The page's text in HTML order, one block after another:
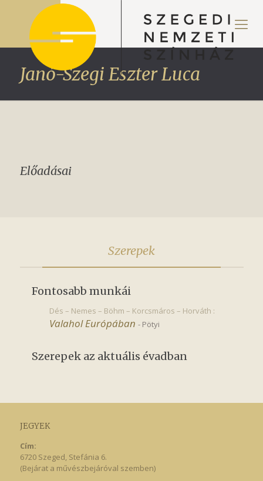
Janó-Szegi Eszter Luca
Előadásai
Szerepek
Fontosabb munkái
Dés – Nemes – Böhm – Korcsmáros – Horváth :
Valahol Európában - Pötyi
Szerepek az aktuális évadban
JEGYEK
Cím:
6720 Szeged, Stefánia 6.
(Bejárat a művészbejáróval szemben)